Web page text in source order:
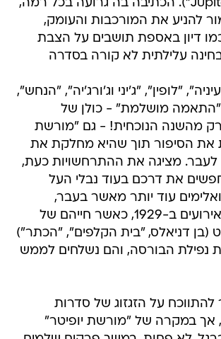
("Jupiter's Legacy"). הכתיבה בה גרועה בכל רמה,
להניע את המורכבות והעומק,
דיון באספת תושבים על הצבת
עלילתית לא קורה בסדרה
"לופין", "ג'יני וג'ורג'יה", "הנחש",
ו"התאמה מושלמת" - כולן של
רק מהשנה הנוכחית! - גם "מורשת
את הסיפור תוך שהיא מחלקת את
לעבר. מציגה את ההתרחשויות כעת,
את דרכם בעוד נבלי העל
עוד יותר מאשר בעבר,
ובמקביל את האירועים ב-1929, כאשר חייהם של
(בן דניאלס, "בית הקלפים", "הכתר")
נפילת הבורסה, והם נשלחים לממש
להתווכח על הזגזוג של סדרות
אך במקרה של "מורשת יופיטר"